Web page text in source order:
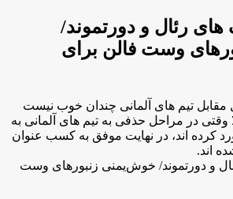
رئال و دورتموند/
وست فالن برای
مقابل تیم های آلمانی چندان خوب نیست
وقتی در مراحل حذفی به تیم های آلمانی به
کرده اند، در نهایت موفق به کسب عنوان
اند.
و دورتموند/ خوش‌یمنی زنبورهای وست